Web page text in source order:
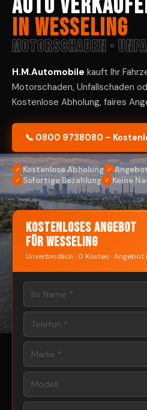
Auto
in Wesseling
Motorschaden ·
H.M.Automobile kauft Ihr
Motorschaden, Unfallschaden
Kostenlose Abholung, faires
📞 0800 9738080 –
✓ Kostenlose Abholung ✓
✓ Sofortige Bezahlung ✓ Keine
Kostenloses Angebot
für Wesseling
Unverbindlich · 0 Kosten · Angebot